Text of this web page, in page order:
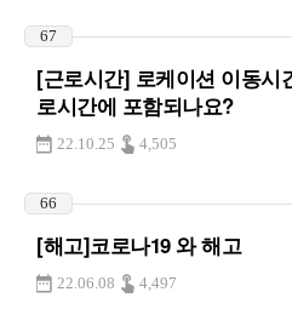
67
[근로시간] 로케이션 이동시
로시간에 포함되나요?
22.10.25 4,505
66
[해고]코로나19 와 해고
22.06.08 4,497